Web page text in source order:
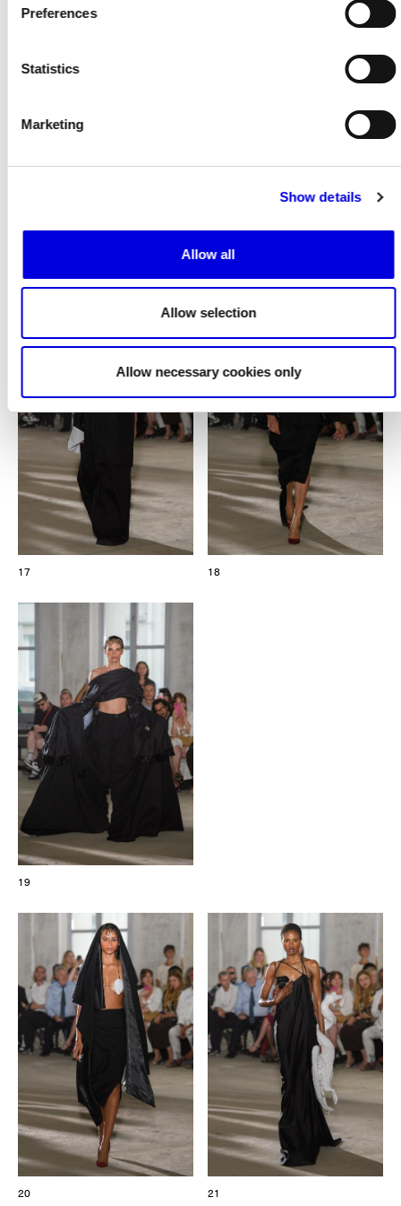
Preferences
Statistics
Marketing
Show details
Allow all
Allow selection
Allow necessary cookies only
16
17 18
19
20 21